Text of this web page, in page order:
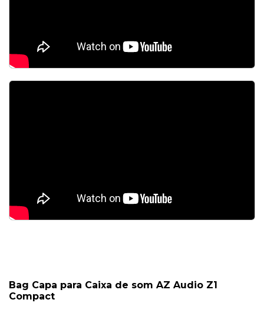
Bag Capa para Caixa de som AZ Audio Z1
Compact